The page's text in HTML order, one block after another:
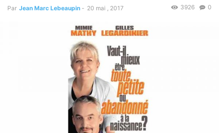
Par Jean Marc Lebeaupin - 20 mai , 2017 0
3926